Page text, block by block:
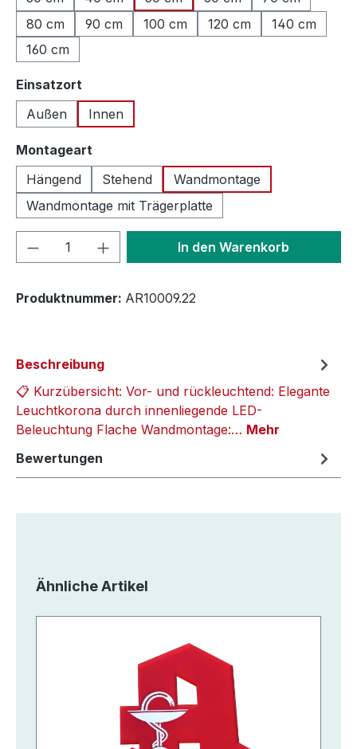
80 cm
90 cm 100 cm 120 cm
140 cm
160 cm
Einsatzort
Außen
Innen
Montageart
Hängend
Stehend
Wandmontage
Wandmontage mit Trägerplatte
Produkt Anzahl: Gib denIn den Warenkorb
Produktnummer: AR10009.22
Beschreibung
📋 Kurzübersicht: Vor- und rückleuchtend: Elegante
Leuchtkorona durch innenliegende LED-
Beleuchtung Flache Wandmontage:… Mehr
Bewertungen
Produktgalerie überspringen
Ähnliche Artikel